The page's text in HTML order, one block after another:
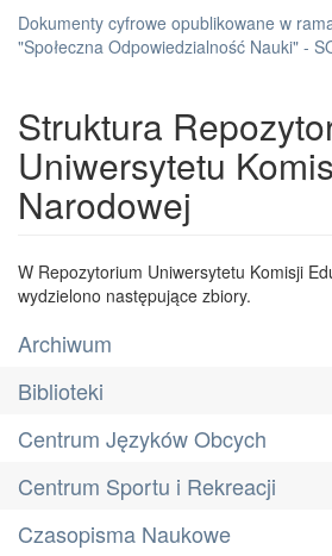
Dokumenty cyfrowe opublikowane w
"Społeczna Odpowiedzialność Nauki" -
Struktura
Uniwersytetu
Narodowej
W Repozytorium Uniwersytetu Komisji
wydzielono następujące zbiory.
Archiwum
Biblioteki
Centrum Języków Obcych
Centrum Sportu i Rekreacji
Czasopisma Naukowe